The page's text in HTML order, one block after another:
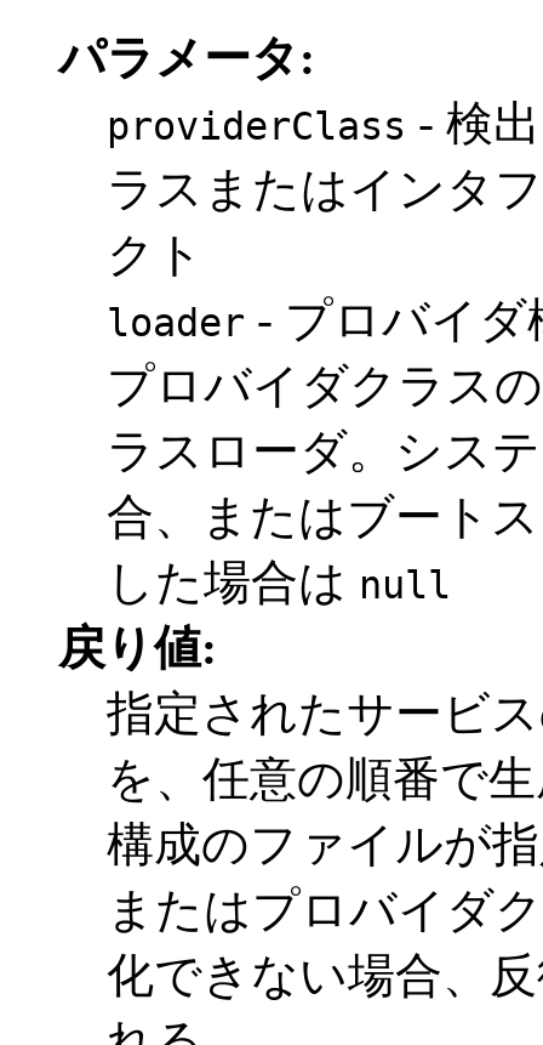
パラメータ:
providerClass - 検
ラスまたはインタ
クト
loader - プロバイ
プロバイダクラス
ラスローダ。シス
合、またはブート
した場合は null
戻り値:
指定されたサービ
を、任意の順番で
構成のファイルが
またはプロバイダ
化できない場合、